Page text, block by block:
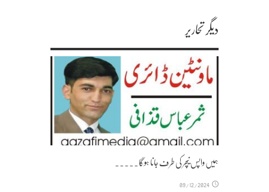
دیگر تحاریر
ہمیں واپس نیچر کی طرف جانا ہوگا۔۔۔۔۔
09/12/2024